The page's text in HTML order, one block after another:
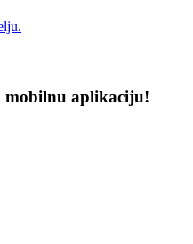
aplikaciju!